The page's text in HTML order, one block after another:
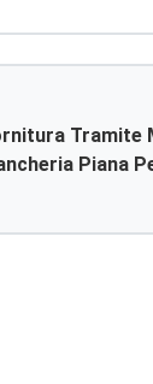
Tramite
Piana